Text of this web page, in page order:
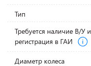
Тип
Требуется наличие В/У и
регистрация в ГАИ
Диаметр колеса